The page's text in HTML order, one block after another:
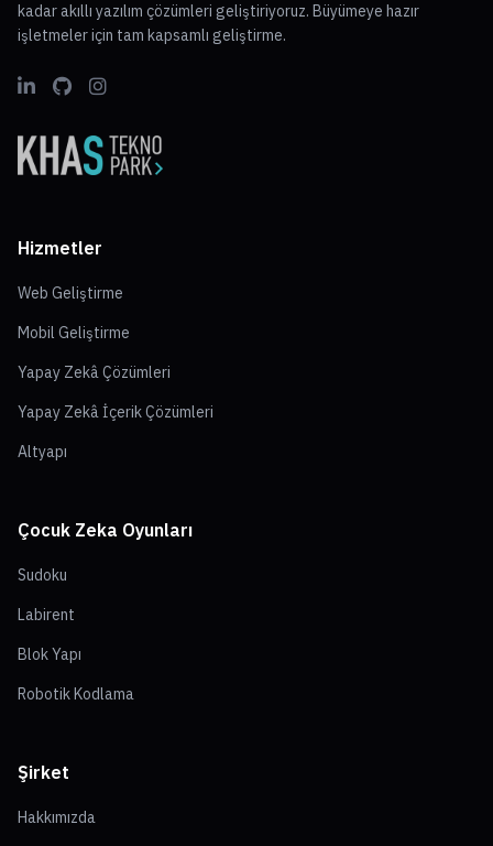
kadar akıllı yazılım çözümleri geliştiriyoruz. Büyümeye hazır
işletmeler için tam kapsamlı geliştirme.
Hizmetler
Web Geliştirme
Mobil Geliştirme
Yapay Zekâ Çözümleri
Yapay Zekâ İçerik Çözümleri
Altyapı
Çocuk Zeka Oyunları
Sudoku
Labirent
Blok Yapı
Robotik Kodlama
Şirket
Hakkımızda